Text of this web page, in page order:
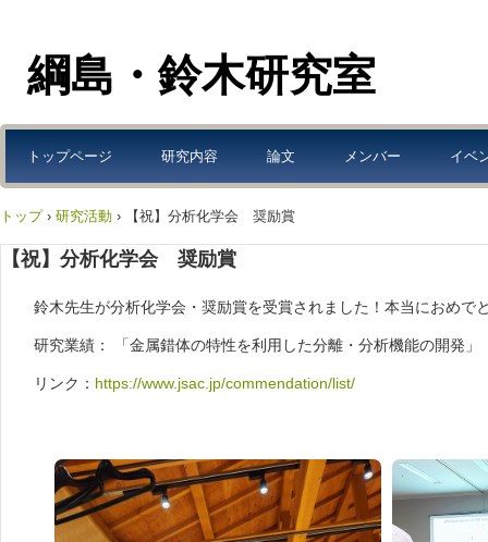
綱島・鈴木研究室
トップページ 研究内容 論文 メンバー イベ
トップ › 研究活動 › 【祝】分析化学会 奨励賞
【祝】分析化学会 奨励賞
鈴木先生が分析化学会・奨励賞を受賞されました！本当におめ
研究業績： 「金属錯体の特性を利用した分離・分析機能の開発」
リンク： https://www.jsac.jp/commendation/list/